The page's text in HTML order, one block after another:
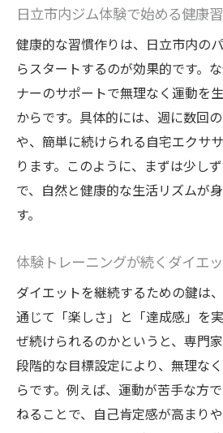
継続しやすいダイエット
運動習慣を身につけるコツを
パーソナルジム体験で習
日立市で無理なく運動習
法
体験トレーニングを日常
ント
続くダイエットのコツは
市営や安いジム活用で賢
市営ジムとパーソナルジ
手頃な価格で賢くダイエ
日立市で利用できるジム
体験トレーニング付きジ
安いジムでもパーソナル
日立市内ジム体験で始める健康
健康的な習慣作りは、日立市内の
らスタートするのが効果的です。
ナーのサポートで無理なく運動を
からです。具体的には、週に数回
や、簡単に続けられる自宅エクサ
ります。このように、まずは少し
で、自然と健康的な生活リズムが
す。
体験トレーニングが続くダイエ
ダイエットを継続するための鍵は
通じて「楽しさ」と「達成感」を
ぜ続けられるのかというと、専門
段階的な目標設定により、無理な
らです。例えば、運動が苦手な方
ねることで、自己肯定感が高まり